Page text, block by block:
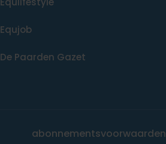
Equjob
De Paarden Gazet
abonnementsvoorwaarden